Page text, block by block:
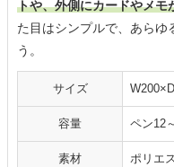
トや、外側にカードやメモ
た目はシンプルで、あらゆ
う。
サイズ
容量 ペン12
素材 ポリエ